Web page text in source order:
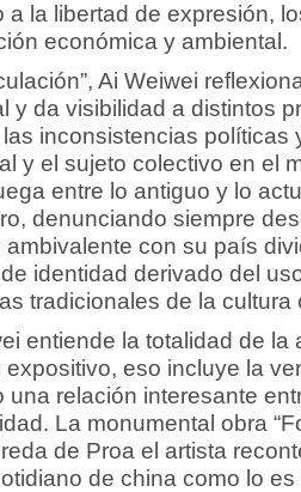
a la libertad de expresión,
económica y ambiental.
Ai Weiwei
y da visibilidad a distintos
inconsistencias políticas
y el sujeto colectivo en el
entre lo antiguo y lo
denunciando siempre
ambivalente con su país
identidad derivado del
tradicionales de la cultura
entiende la totalidad de la
eso incluye la
una relación interesante
La monumental obra
de Proa el artista
de china como lo